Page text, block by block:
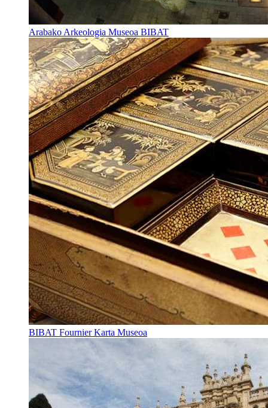
Arabako Arkeologia Museoa BIBAT
BIBAT Fournier Karta Museoa